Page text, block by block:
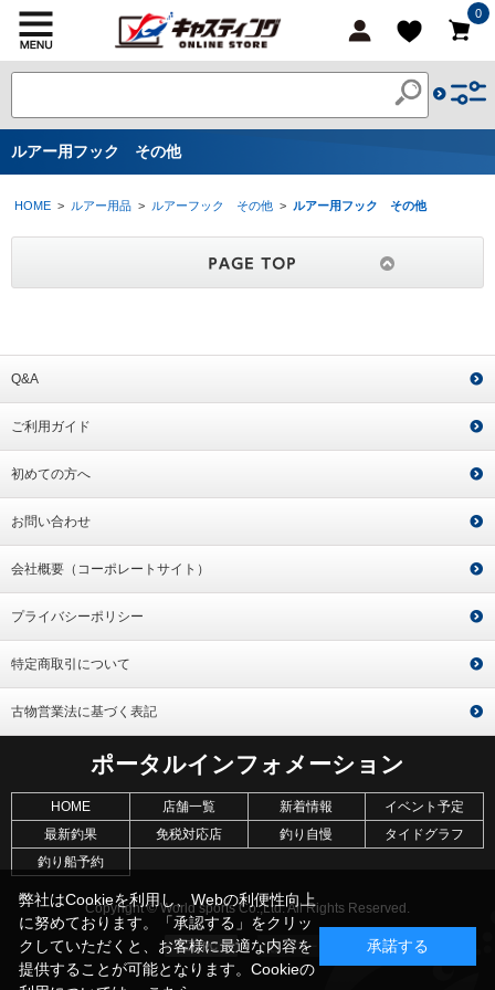
0
ルアー用フック その他
HOME > ルアー用品 > ルアーフック その他 > ルアー用フック その他
Q&A
ご利用ガイド
初めての方へ
お問い合わせ
会社概要（コーポレートサイト）
プライバシーポリシー
特定商取引について
古物営業法に基づく表記
ポータルインフォメーション
HOME 店舗一覧 新着情報
イベント予定
最新釣果
免税対応店 釣り自慢
タイドグラフ
釣り船予約
Copyright © World sports Co.,Ltd. All Rights Reserved.
弊社はCookieを利用し、Webの利便性向上
に努めております。「承認する」をクリッ
クしていただくと、お客様に最適な内容を
提供することが可能となります。Cookieの
承諾する